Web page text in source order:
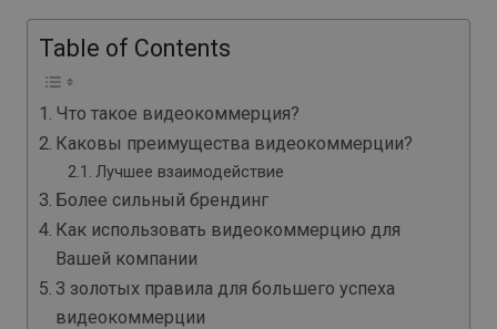
Table of Contents
Что такое видеокоммерция?
Каковы преимущества видеокоммерции?
Лучшее взаимодействие
Более сильный брендинг
Как использовать видеокоммерцию для
Вашей компании
3 золотых правила для большего успеха
видеокоммерции